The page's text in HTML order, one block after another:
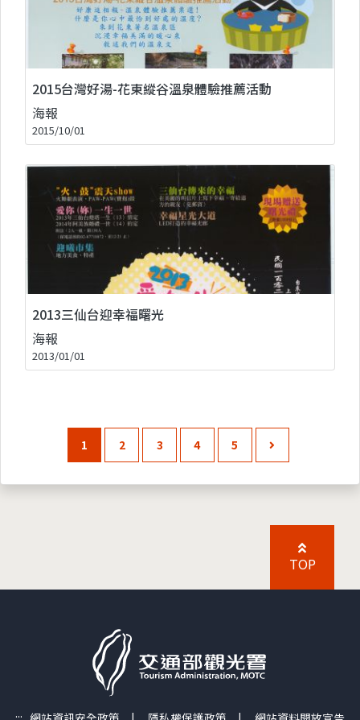
2015台灣好湯-花東縱谷溫泉體驗推薦活動
海報
2015/10/01
2013三仙台迎幸福曙光
海報
2013/01/01
1 2 3 4 5
TOP